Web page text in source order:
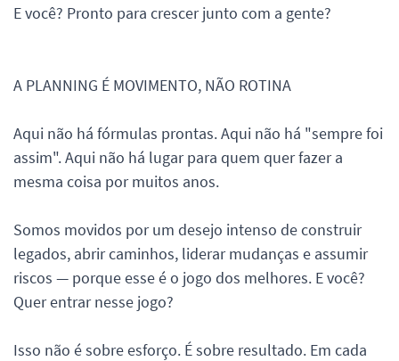
E você? Pronto para crescer junto com a gente?
A PLANNING É MOVIMENTO, NÃO ROTINA
Aqui não há fórmulas prontas. Aqui não há "sempre foi
assim". Aqui não há lugar para quem quer fazer a
mesma coisa por muitos anos.
Somos movidos por um desejo intenso de construir
legados, abrir caminhos, liderar mudanças e assumir
riscos — porque esse é o jogo dos melhores. E você?
Quer entrar nesse jogo?
Isso não é sobre esforço. É sobre resultado. Em cada